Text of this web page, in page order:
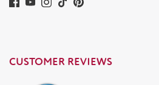
CUSTOMER REVIEWS